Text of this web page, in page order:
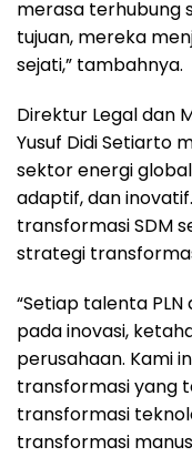
merasa terhubung
tujuan, mereka
sejati,” tambahnya.
Direktur Legal dan
Yusuf Didi Setiarto
sektor energi
adaptif, dan
transformasi SDM
strategi
“Setiap talenta
pada inovasi,
perusahaan. Kami
transformasi yang
transformasi
transformasi